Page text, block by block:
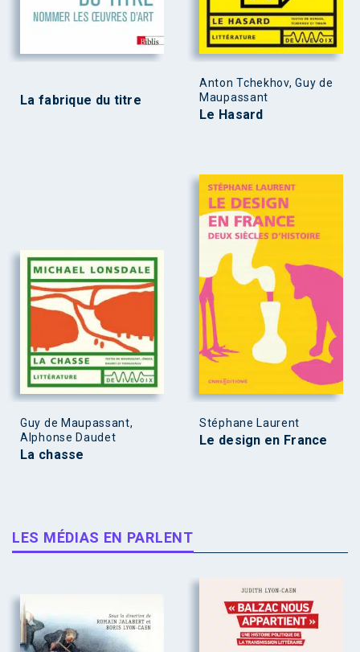
La fabrique du titre
Anton Tchekhov, Guy de
Maupassant
Le Hasard
Guy de Maupassant,
Alphonse Daudet
La chasse
Stéphane Laurent
Le design en France
LES MÉDIAS EN PARLENT